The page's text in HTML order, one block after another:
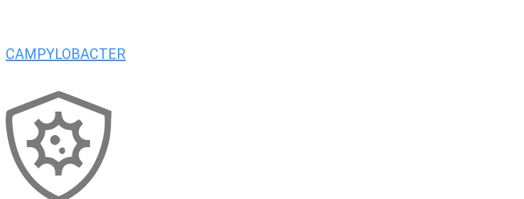
CAMPYLOBACTER